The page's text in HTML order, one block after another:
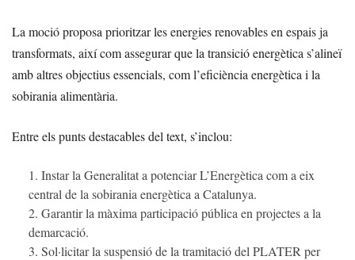
La moció proposa prioritzar les energies renovables en espais ja
transformats, així com assegurar que la transició energètica s’alineï
amb altres objectius essencials, com l’eficiència energètica i la
sobirania alimentària.
Entre els punts destacables del text, s’inclou:
Instar la Generalitat a potenciar L’Energètica com a eix
central de la sobirania energètica a Catalunya.
Garantir la màxima participació pública en projectes a la
demarcació.
Sol·licitar la suspensió de la tramitació del PLATER per